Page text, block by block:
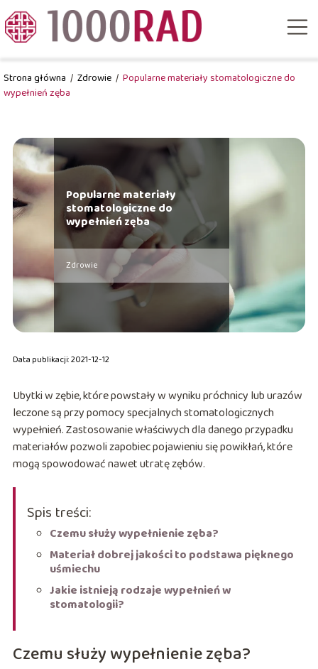
Strona główna / Zdrowie / Popularne materiały stomatologiczne do
wypełnień zęba
Popularne materiały
stomatologiczne do
wypełnień zęba
Zdrowie
Data publikacji: 2021-12-12
Ubytki w zębie, które powstały w wyniku próchnicy lub urazów
leczone są przy pomocy specjalnych stomatologicznych
wypełnień. Zastosowanie właściwych dla danego przypadku
materiałów pozwoli zapobiec pojawieniu się powikłań, które
mogą spowodować nawet utratę zębów.
Spis treści:
Czemu służy wypełnienie zęba?
Materiał dobrej jakości to podstawa pięknego
uśmiechu
Jakie istnieją rodzaje wypełnień w
stomatologii?
Czemu służy wypełnienie zęba?